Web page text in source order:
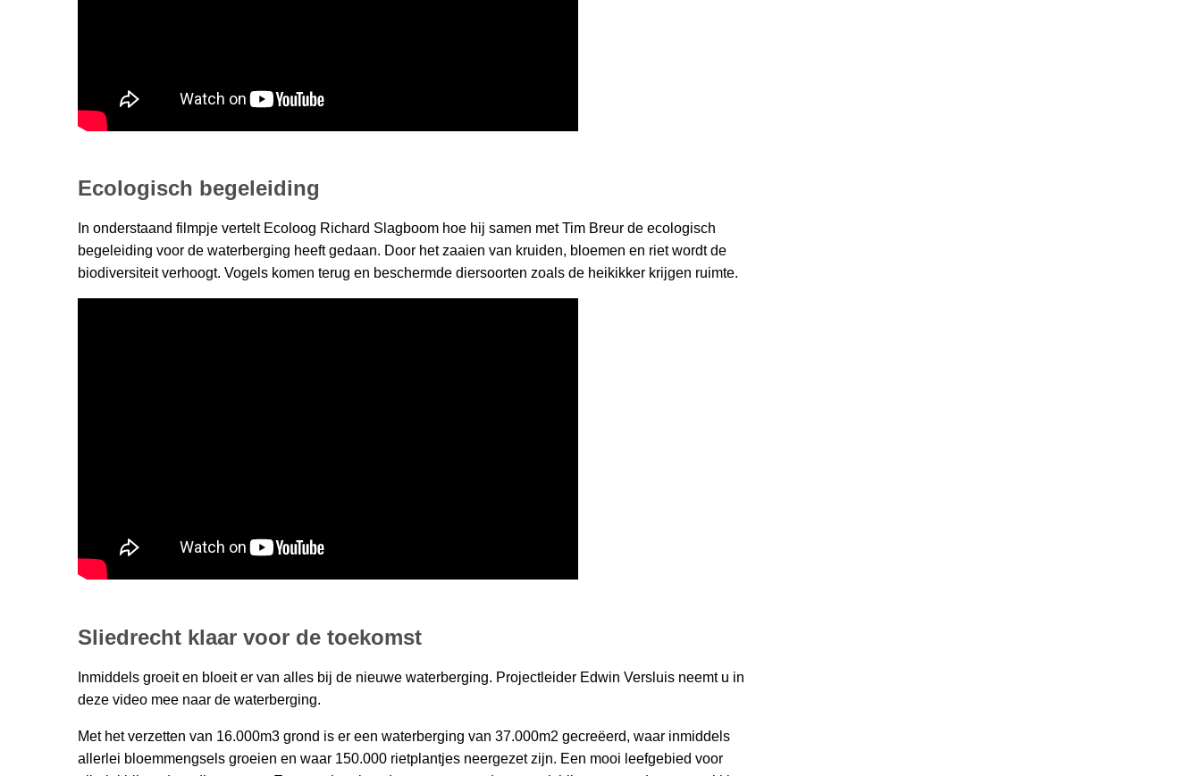
Ecologisch begeleiding
In onderstaand filmpje vertelt Ecoloog Richard Slagboom hoe hij samen met Tim Breur de ecologisch
begeleiding voor de waterberging heeft gedaan. Door het zaaien van kruiden, bloemen en riet wordt de
biodiversiteit verhoogt. Vogels komen terug en beschermde diersoorten zoals de heikikker krijgen ruimte.
Sliedrecht klaar voor de toekomst
Inmiddels groeit en bloeit er van alles bij de nieuwe waterberging. Projectleider Edwin Versluis neemt u in
deze video mee naar de waterberging.
Met het verzetten van 16.000m3 grond is er een waterberging van 37.000m2 gecreëerd, waar inmiddels
allerlei bloemmengsels groeien en waar 150.000 rietplantjes neergezet zijn. Een mooi leefgebied voor